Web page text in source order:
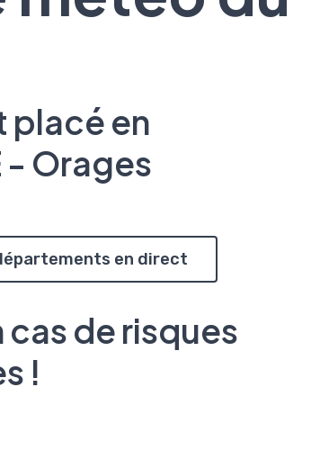
placé en
- Orages
en direct
cas de risques
!